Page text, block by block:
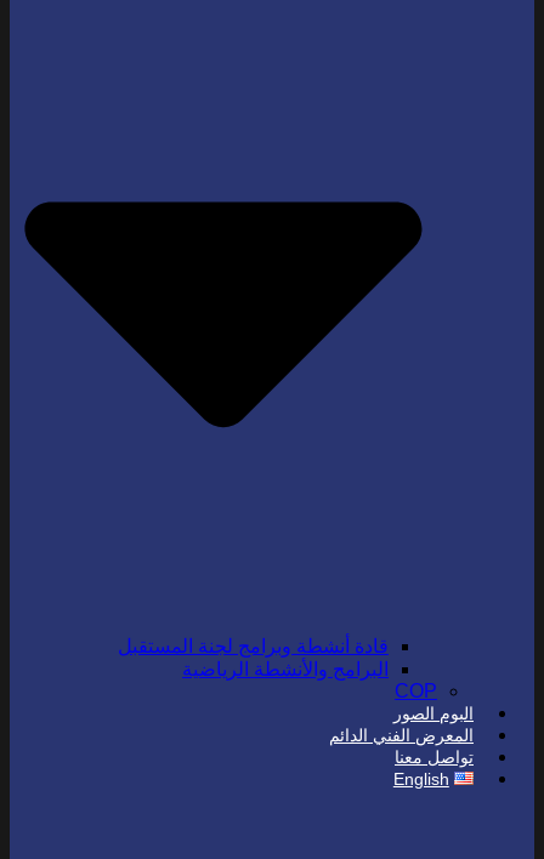
قادة أنشطة وبرامج لجنة المستقبل
البرامج والأنشطة الرياضية
COP
البوم الصور
المعرض الفني الدائم
تواصل معنا
English